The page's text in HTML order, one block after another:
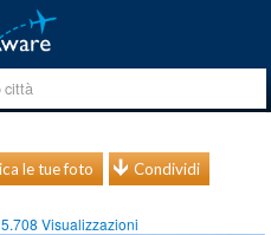
le tue foto Condividi
5.708 Visualizzazioni